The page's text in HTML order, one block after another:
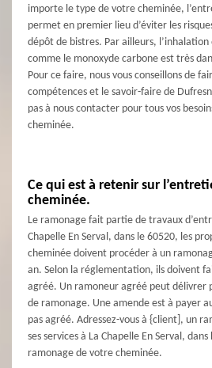
importe le type de votre cheminée,
permet en premier lieu d’éviter les
dépôt de bistres. Par ailleurs,
comme le monoxyde carbone est très
Pour ce faire, nous vous conseillons de
compétences et le savoir-faire de
pas à nous contacter pour tous vos
cheminée.
Ce qui est à retenir sur
cheminée.
Le ramonage fait partie de travaux
Chapelle En Serval, dans le 60520, les
cheminée doivent procéder à un
an. Selon la réglementation, ils doivent
agréé. Un ramoneur agréé peut délivrer
de ramonage. Une amende est à payer
pas agréé. Adressez-vous à {client], un
ses services à La Chapelle En Serval,
ramonage de votre cheminée.